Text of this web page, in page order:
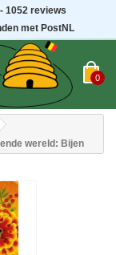
- 1052 reviews
met PostNL
0
wereld: Bijen